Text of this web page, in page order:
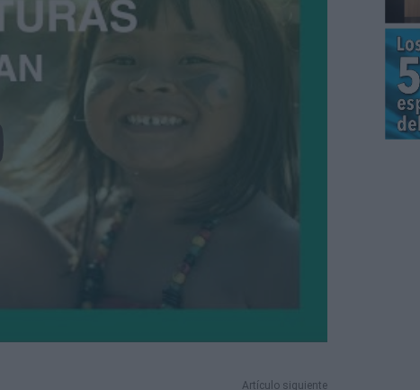
Artículo siguiente